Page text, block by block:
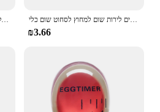
מטבח מלקחיים מפלדת אל חלד מלקחיים קליפ bbq גריל בשר גריל בישול פינצטה למטבח נירוסטה שום עיתונות ידנית יצרנית כלי מטבח רב תכליתיים לירות שום למחוץ לסחוט שום כלי
₪3.66